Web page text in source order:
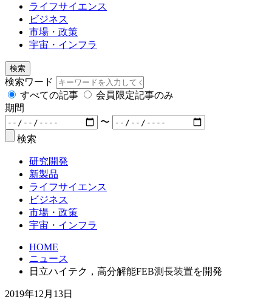
ライフサイエンス
ビジネス
市場・政策
宇宙・インフラ
検索
検索ワード
すべての記事
会員限定記事のみ
期間
〜
検索
研究開発
新製品
ライフサイエンス
ビジネス
市場・政策
宇宙・インフラ
HOME
ニュース
日立ハイテク，高分解能FEB測長装置を開発
2019年12月13日